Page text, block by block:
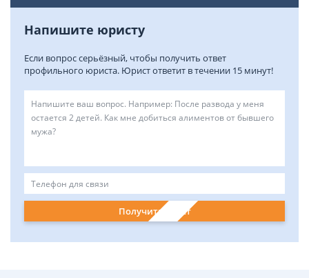
Напишите юристу
Если вопрос серьёзный, чтобы получить ответ
профильного юриста. Юрист ответит в течении 15 минут!
Получить ответ